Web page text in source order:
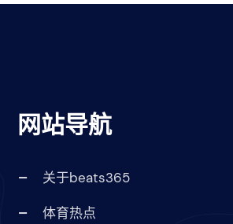
网站导航
关于beats365
体育热点